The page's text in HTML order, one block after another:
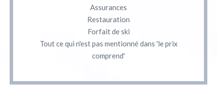
Assurances
Restauration
Forfait de ski
Tout ce qui n'est pas mentionné dans 'le prix
comprend'